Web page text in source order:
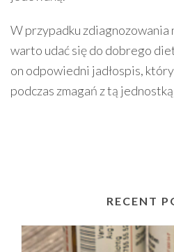
W przypadku zdiagnozowania
warto udać się do dobrego
on odpowiedni jadłospis,
podczas zmagań z tą
RECENT